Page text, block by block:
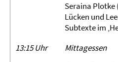
Seraina Plotke
Lücken und
Subtexte im
13:15 Uhr
Mittagessen